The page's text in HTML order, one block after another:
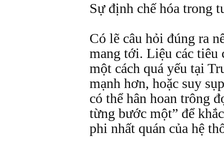
Sự định chế hóa trong
Có lẽ câu hỏi đúng ra
mang tới. Liệu các tiêu
một cách quá yếu tại
mạnh hơn, hoặc suy
có thể hân hoan trông
từng bước một” để
phi nhất quán của hệ